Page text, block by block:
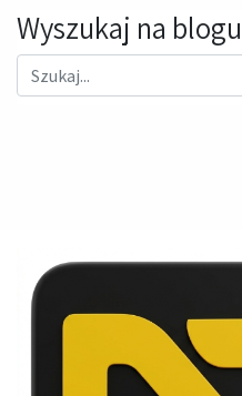
Wyszukaj na blogu